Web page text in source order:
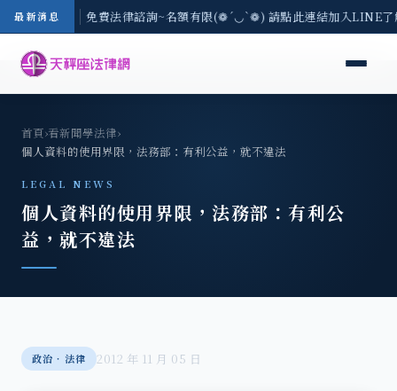
最新消息
-8/3(一) 現場免費法律諮詢~名額有限(❁´◡`❁) 請點此連結加入LINE
首頁›看新聞學法律›
個人資料的使用界限，法務部：有利公益，就不違法
LEGAL NEWS
個人資料的使用界限，法務部：有利公
益，就不違法
政治‧法律 2012 年 11 月 05 日